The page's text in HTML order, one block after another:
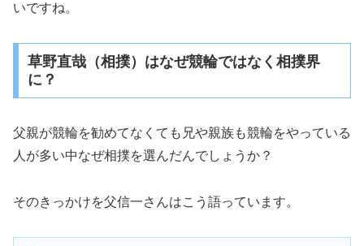
いですね。
草野直哉（相撲）はなぜ競輪ではなく相撲界
に？
父親が競輪を勧めてなくても兄や親族も競輪をやっている
人が多い中なぜ相撲を選んだんでしょうか？
そのきっかけを父信一さんはこう語っています。